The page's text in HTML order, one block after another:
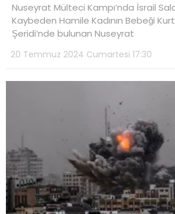
Nuseyrat Mülteci Kampı’nda İsrail
Kaybeden Hamile Kadının Bebeği
Şeridi’nde bulunan Nuseyrat
20 Temmuz 2024 Cumartesi 17:30